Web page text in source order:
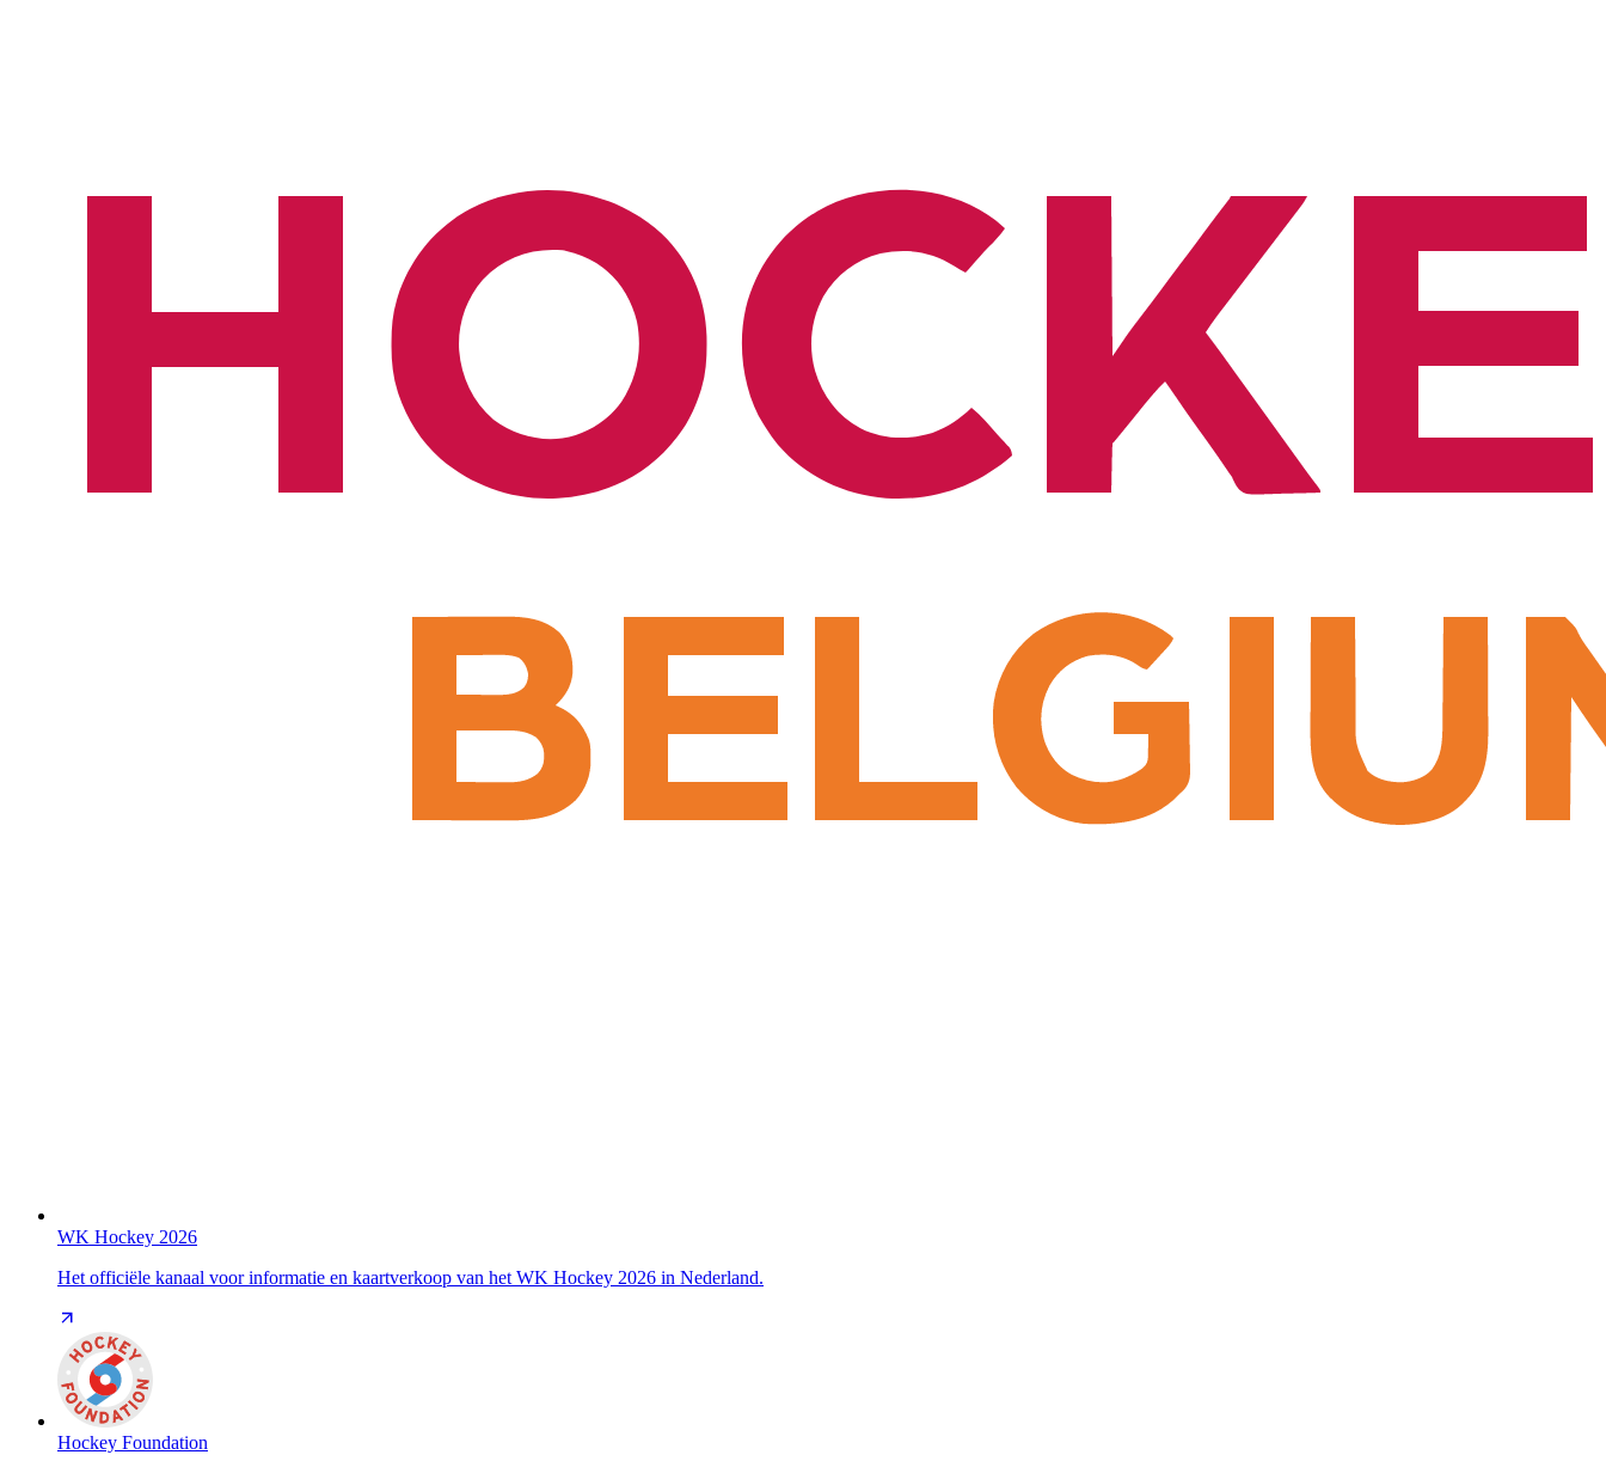
WK Hockey 2026
Het officiële kanaal voor informatie en kaartverkoop van het WK Hockey 2026 in Nederland.
Hockey Foundation